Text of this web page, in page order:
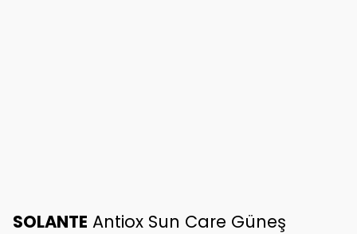
SOLANTE Antiox Sun Care Güneş